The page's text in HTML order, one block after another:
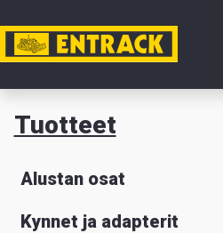
Tuotteet
Alustan osat
Kynnet ja adapterit